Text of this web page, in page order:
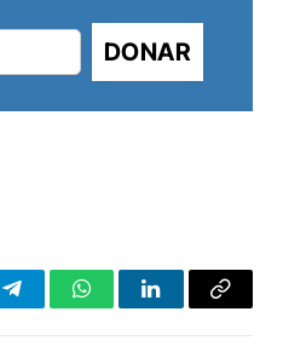
DONAR
TelegramWhatsAppLinkedInCopy